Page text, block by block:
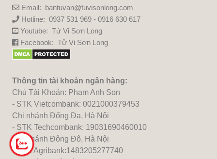
Email: bantuvan@tuvisonlong.com
Hotline: 0937 531 969 - 0916 630 617
Youtube: Tử Vi Sơn Long
Facebook: Tử Vi Sơn Long
Thông tin tài khoản ngân hàng:
Chủ Tài Khoản: Pham Anh Son
- STK Vietcombank: 0021000379453
Chi nhánh Đống Đa, Hà Nội
- STK Techcombank: 19031690460010
Chi nhánh Đông Đô, Hà Nội
- STK Agribank:1483205277740